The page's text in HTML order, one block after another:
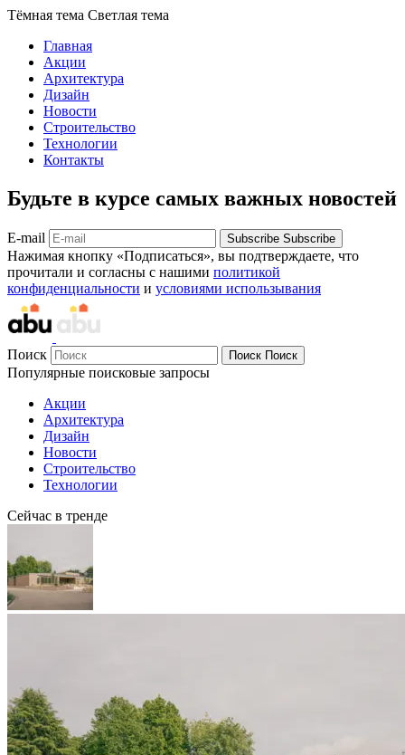
Тёмная тема Светлая тема
Главная
Акции
Архитектура
Дизайн
Новости
Строительство
Технологии
Контакты
Будьте в курсе самых важных новостей
E-mail Subscribe Subscribe
Нажимая кнопку «Подписаться», вы подтверждаете, что
прочитали и согласны с нашими политикой
конфиденциальности и условиями использывания
Поиск Поиск Поиск
Популярные поисковые запросы
Акции
Архитектура
Дизайн
Новости
Строительство
Технологии
Сейчас в тренде